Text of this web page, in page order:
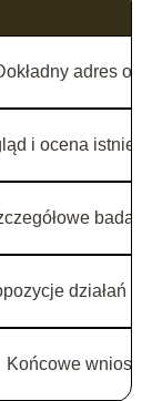
adres
i ocena
działań
Końcowe wnioski